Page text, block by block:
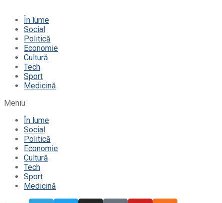
În lume
Social
Politică
Economie
Cultură
Tech
Sport
Medicină
Meniu
În lume
Social
Politică
Economie
Cultură
Tech
Sport
Medicină